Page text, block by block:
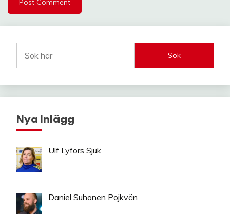
Sök
Nya Inlägg
Ulf Lyfors Sjuk
Daniel Suhonen Pojkvän